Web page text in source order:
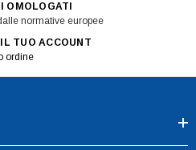
OMOLOGATI
normative europee
TUO ACCOUNT
ordine